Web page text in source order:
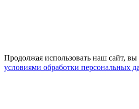
Продолжая использовать наш сайт, вы
условиями обработки персональных